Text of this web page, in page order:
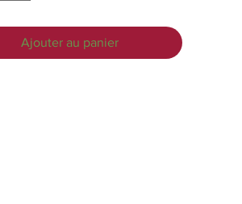
Ajouter au panier